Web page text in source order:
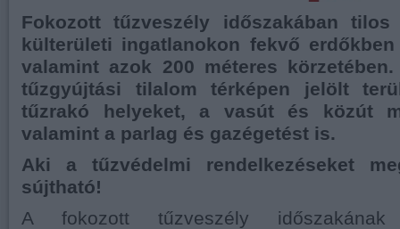
Fokozott tűzveszély időszakában
külterületi ingatlanokon fekvő
valamint azok 200 méteres
tűzgyújtási tilalom térképen jelölt
tűzrakó helyeket, a vasút és közút
valamint a parlag és gazégetést is.
Aki a tűzvédelmi rendelkezéseket
sújtható!
A fokozott tűzveszély